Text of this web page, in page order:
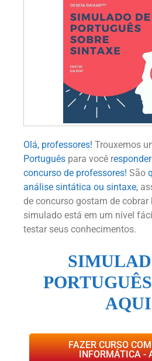
Olá, professores! Trouxemos
Português para você r
concurso de professores! São
análise sintática ou sintaxe,
de concurso gostam de cobrar
simulado está em um nível
testar seus conhecimentos.
FAZER CURSO
INFORMÁTICA -